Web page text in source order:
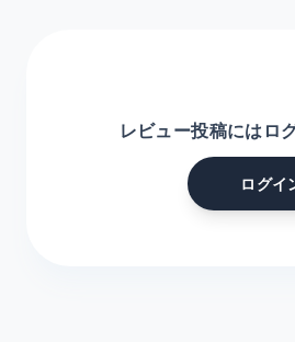
レビュー投稿にはロ
ログイ